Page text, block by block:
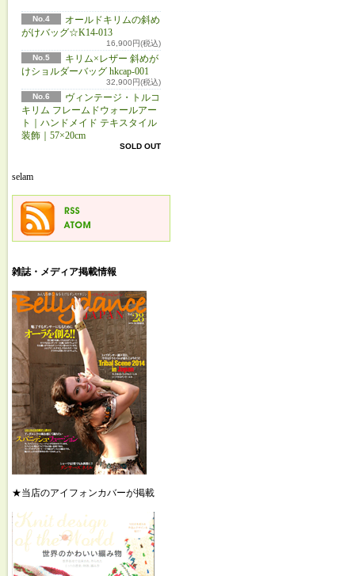
No.4
オールドキリムの斜め
がけバッグ☆K14-013
16,900円(税込)
No.5
キリム×レザー 斜めが
けショルダーバッグ hkcap-001
32,900円(税込)
No.6
ヴィンテージ・トルコ
キリム フレームドウォールアー
ト｜ハンドメイド テキスタイル
装飾｜57×20cm
SOLD OUT
selam
雑誌・メディア掲載情報
★当店のアイフォンカバーが掲載